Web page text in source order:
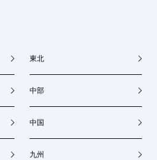
東北
中部
中国
九州